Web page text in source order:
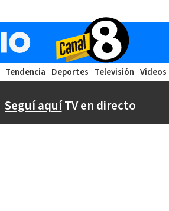
Tendencia Deportes Televisión Videos
Seguí aquíTV en directo